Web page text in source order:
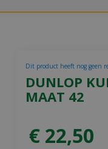
DUNLOP
MAAT 42
Dit product heeft nog geen
€ 22,50